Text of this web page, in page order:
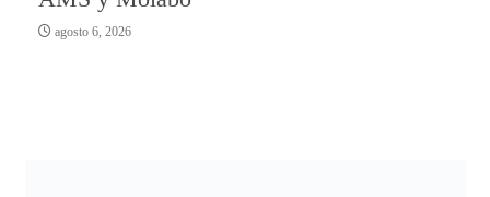
agosto 6, 2026